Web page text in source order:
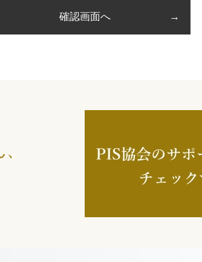
確認画面へ